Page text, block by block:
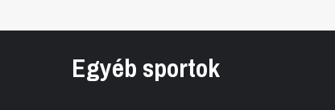
Egyéb sportok